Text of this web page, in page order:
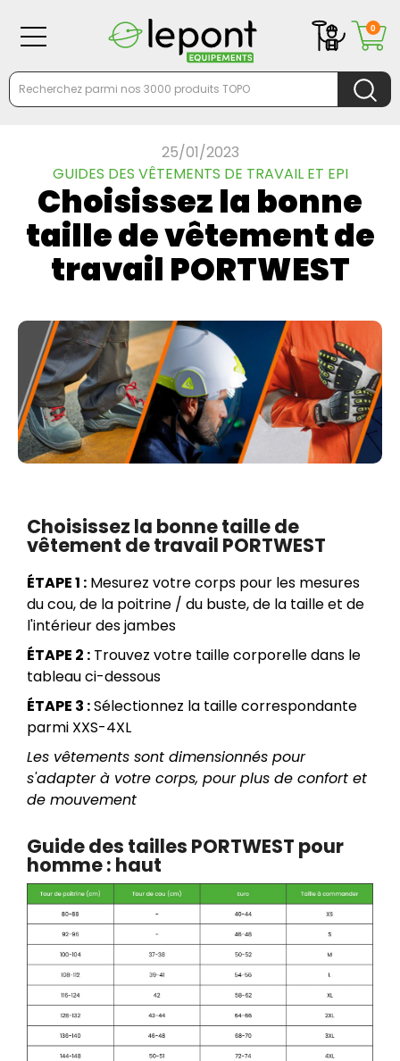
25/01/2023
GUIDES DES VÊTEMENTS DE TRAVAIL ET EPI
Choisissez la bonne
taille de vêtement de
travail PORTWEST
Choisissez la bonne taille de
vêtement de travail PORTWEST
ÉTAPE 1 : Mesurez votre corps pour les mesures
du cou, de la poitrine / du buste, de la taille et de
l'intérieur des jambes
ÉTAPE 2 : Trouvez votre taille corporelle dans le
tableau ci-dessous
ÉTAPE 3 :Sélectionnez la taille correspondante
parmi XXS-4XL
Les vêtements sont dimensionnés pour
s'adapter à votre corps, pour plus de confort et
de mouvement
Guide des tailles PORTWEST pour
homme : haut
0